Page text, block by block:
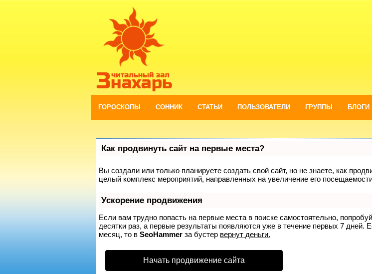
ГОРОСКОПЫ СОННИК СТАТЬИ ПОЛЬЗОВАТЕЛИ ГРУППЫ БЛОГИ
Как продвинуть сайт на первые места?
Вы создали или только планируете создать свой сайт, но не знаете, как
целый комплекс мероприятий, направленных на увеличение его
Ускорение продвижения
Если вам трудно попасть на первые места в поиске самостоятельно,
десятки раз, а первые результаты появляются уже в течение первых 7 дней.
месяц, то в SeoHammer за бустер вернут деньги.
Начать продвижение сайта